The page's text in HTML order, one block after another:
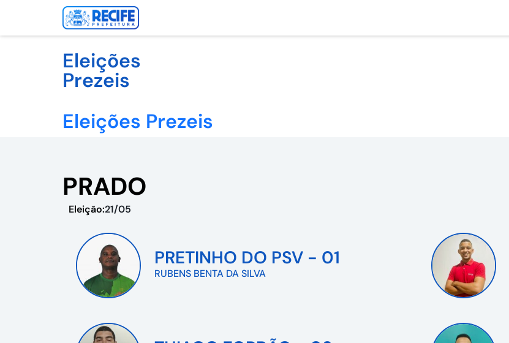
Eleições
Prezeis
Eleições Prezeis
PRADO
Eleição:21/05
PRETINHO DO PSV - 01
RUBENS BENTA DA SILVA